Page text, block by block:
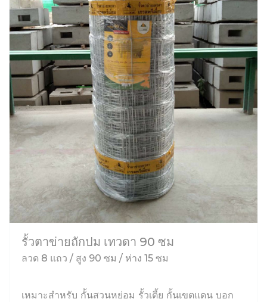
รั้วตาข่ายถักปม เทวดา 90 ซม
ลวด 8 แถว / สูง 90 ซม / ห่าง 15 ซม
เหมาะสำหรับ กั้นสวนหย่อม รั้วเตี้ย กั้นเขตแดน บอก